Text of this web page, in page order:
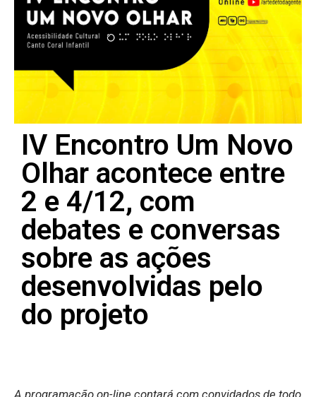
IV Encontro Um Novo
Olhar acontece entre
2 e 4/12, com
debates e conversas
sobre as ações
desenvolvidas pelo
do projeto